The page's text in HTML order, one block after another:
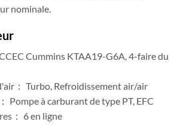
nominale.
Cummins KTAA19-G6A, 4-faire du
： Turbo, Refroidissement air/air
Pompe à carburant de type PT, EFC
： 6 en ligne